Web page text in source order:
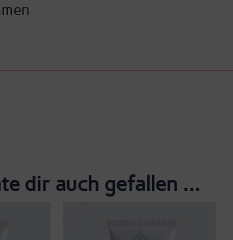
dir auch gefallen …